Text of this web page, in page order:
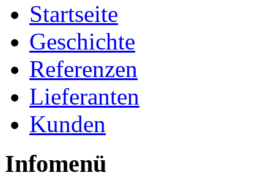
Startseite
Geschichte
Referenzen
Lieferanten
Kunden
Infomenü